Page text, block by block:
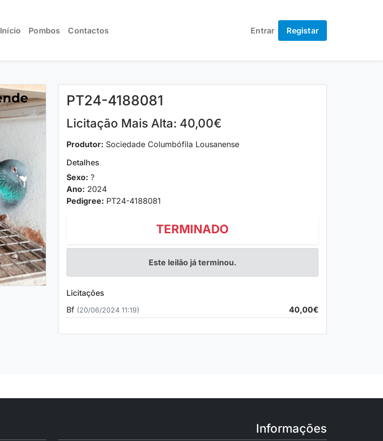
Início Pombos Contactos Entrar Registar
PT24-4188081
Licitação Mais Alta: 40,00€
Produtor: Sociedade Columbófila Lousanense
Detalhes
Sexo: ?
Ano: 2024
Pedigree: PT24-4188081
TERMINADO
Este leilão já terminou.
Licitações
Bf (20/06/2024 11:19) 40,00€
Informações